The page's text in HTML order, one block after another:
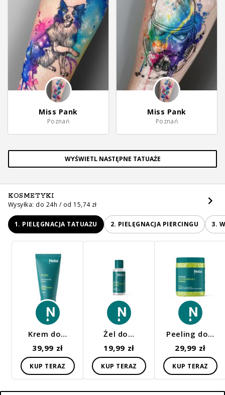
Miss Pank
Poznań
Miss Pank
Poznań
WYŚWIETL NASTĘPNE TATUAŻE
KOSMETYKI
Wysyłka: do 24h / od 15,74 zł
1. PIELĘGNACJA TATUAŻU 2. PIELĘGNACJA PIERCINGU 3.
Krem do…
39,99 zł
KUP TERAZ
Żel do…
19,99 zł
KUP TERAZ
Peeling do…
29,99 zł
KUP TERAZ